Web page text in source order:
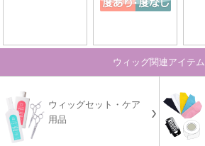
ウィッグ関連アイテム
ウィッグセット・ケア
用品